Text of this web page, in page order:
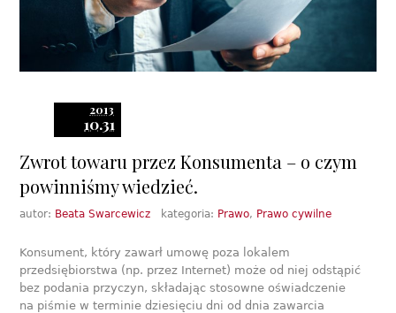
2013
10.31
Zwrot towaru przez Konsumenta – o czym
powinniśmy wiedzieć.
autor: Beata Swarcewicz kategoria: Prawo, Prawo cywilne
Konsument, który zawarł umowę poza lokalem
przedsiębiorstwa (np. przez Internet) może od niej odstąpić
bez podania przyczyn, składając stosowne oświadczenie
na piśmie w terminie dziesięciu dni od dnia zawarcia